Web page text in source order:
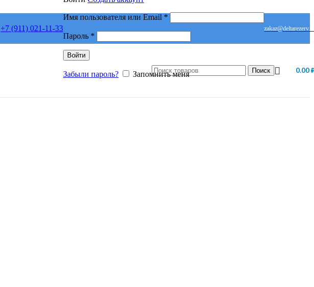
+7 (911) 021-11-33
Имя пользователя или Email *Обязательно
Пароль *
Войти
Забыли пароль? Запомнить меня Поиск 0.00